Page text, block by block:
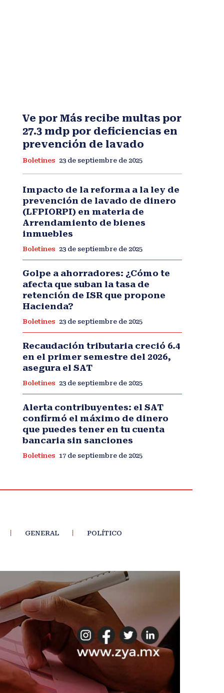
Ve por Más recibe multas por
27.3 mdp por deficiencias en
prevención de lavado
Boletines 23 de septiembre de 2025
Impacto de la reforma a la ley de
prevención de lavado de dinero
(LFPIORPI) en materia de
Arrendamiento de bienes
inmuebles
Boletines 23 de septiembre de 2025
Golpe a ahorradores: ¿Cómo te
afecta que suban la tasa de
retención de ISR que propone
Hacienda?
Boletines 23 de septiembre de 2025
Recaudación tributaria creció 6.4
en el primer semestre del 2026,
asegura el SAT
Boletines 23 de septiembre de 2025
Alerta contribuyentes: el SAT
confirmó el máximo de dinero
que puedes tener en tu cuenta
bancaria sin sanciones
Boletines 17 de septiembre de 2025
GENERAL POLÍTICO